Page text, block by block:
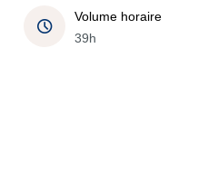
Volume horaire
39h